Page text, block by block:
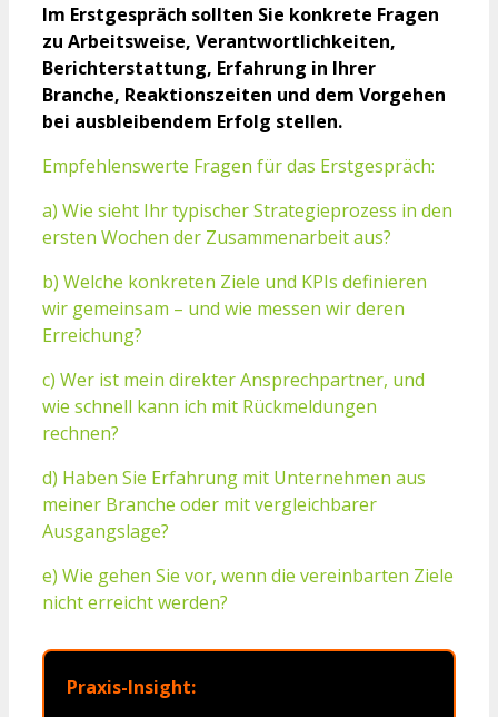
Im Erstgespräch sollten Sie konkrete Fragen
zu Arbeitsweise, Verantwortlichkeiten,
Berichterstattung, Erfahrung in Ihrer
Branche, Reaktionszeiten und dem Vorgehen
bei ausbleibendem Erfolg stellen.
Empfehlenswerte Fragen für das Erstgespräch:
a) Wie sieht Ihr typischer Strategieprozess in den
ersten Wochen der Zusammenarbeit aus?
b) Welche konkreten Ziele und KPIs definieren
wir gemeinsam – und wie messen wir deren
Erreichung?
c) Wer ist mein direkter Ansprechpartner, und
wie schnell kann ich mit Rückmeldungen
rechnen?
d) Haben Sie Erfahrung mit Unternehmen aus
meiner Branche oder mit vergleichbarer
Ausgangslage?
e) Wie gehen Sie vor, wenn die vereinbarten Ziele
nicht erreicht werden?
Praxis-Insight: